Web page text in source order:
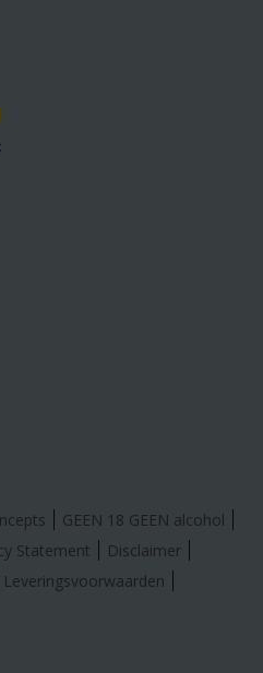
GEEN 18 GEEN alcohol
Statement
Disclaimer
Leveringsvoorwaarden